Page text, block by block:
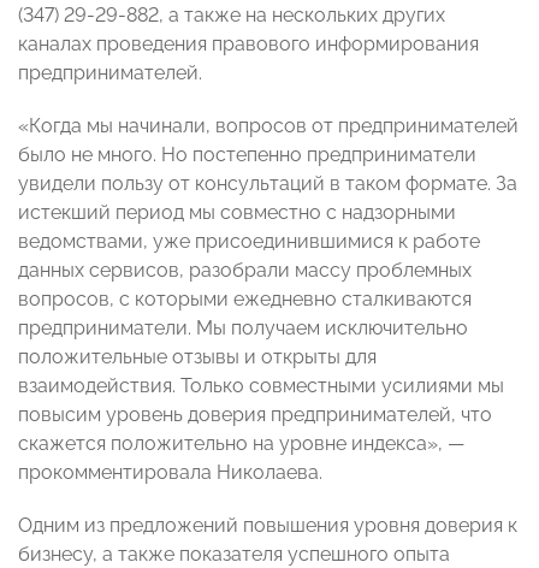
(347) 29-29-882, а также на нескольких других
каналах проведения правового информирования
предпринимателей.
«Когда мы начинали, вопросов от предпринимателей
было не много. Но постепенно предприниматели
увидели пользу от консультаций в таком формате. За
истекший период мы совместно с надзорными
ведомствами, уже присоединившимися к работе
данных сервисов, разобрали массу проблемных
вопросов, с которыми ежедневно сталкиваются
предприниматели. Мы получаем исключительно
положительные отзывы и открыты для
взаимодействия. Только совместными усилиями мы
повысим уровень доверия предпринимателей, что
скажется положительно на уровне индекса», —
прокомментировала Николаева.
Одним из предложений повышения уровня доверия к
бизнесу, а также показателя успешного опыта